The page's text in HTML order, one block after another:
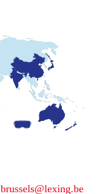
brussels@lexing.be